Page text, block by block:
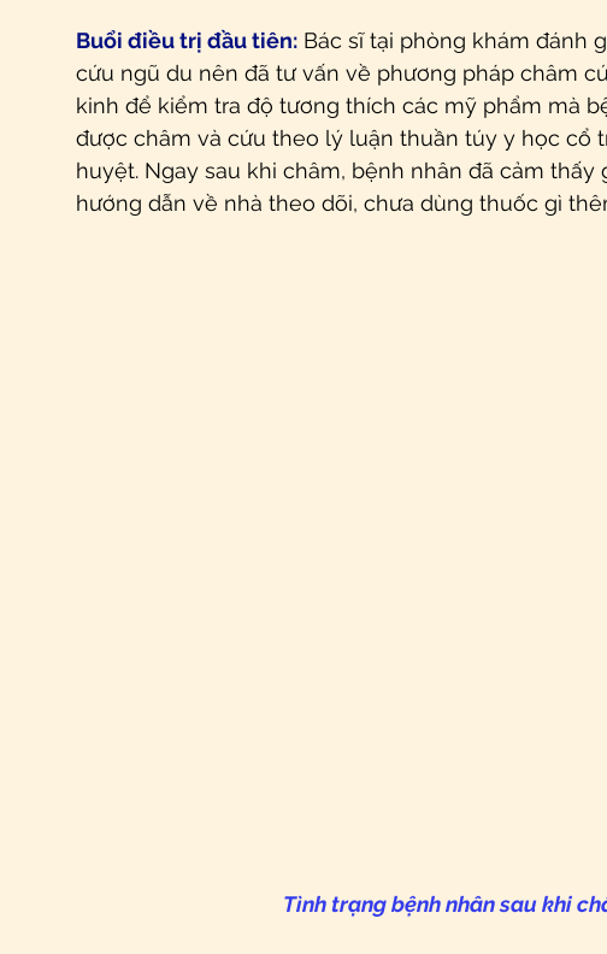
Buổi điều trị đầu tiên: Bác sĩ tại phòng khám đánh
cứu ngũ du nên đã tư vấn về phương pháp châm
kinh để kiểm tra độ tương thích các mỹ phẩm mà
được châm và cứu theo lý luận thuần túy y học cổ
huyệt. Ngay sau khi châm, bệnh nhân đã cảm thấy
hướng dẫn về nhà theo dõi, chưa dùng thuốc gì
Tình trạng bệnh nhân sau khi